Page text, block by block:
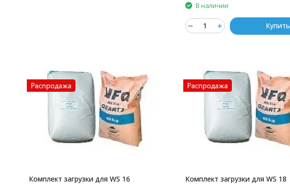
В наличии
Купить
Комплект загрузки для WS 16 Комплект загрузки для WS 18